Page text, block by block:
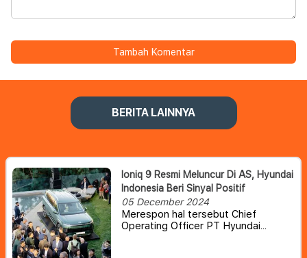
Tambah Komentar
BERITA LAINNYA
Ioniq 9 Resmi Meluncur Di AS, Hyundai
Indonesia Beri Sinyal Positif
05 December 2024
Merespon hal tersebut Chief
Operating Officer PT Hyundai